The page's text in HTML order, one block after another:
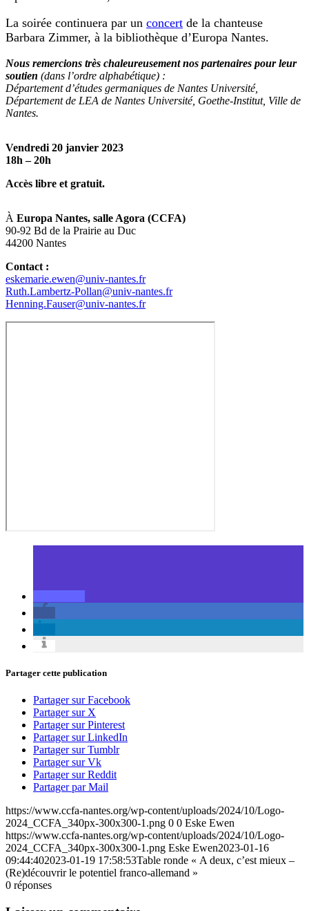
La soirée continuera par un concert de la chanteuse
Barbara Zimmer, à la bibliothèque d’Europa Nantes.
Nous remercions très chaleureusement nos partenaires pour leur
soutien (dans l’ordre alphabétique) :
Département d’études germaniques de Nantes Université,
Département de LEA de Nantes Université, Goethe-Institut, Ville de
Nantes.
Vendredi 20 janvier 2023
18h – 20h
Accès libre et gratuit.
À Europa Nantes, salle Agora (CCFA)
90-92 Bd de la Prairie au Duc
44200 Nantes
Contact :
eskemarie.ewen@univ-nantes.fr
Ruth.Lambertz-Pollan@univ-nantes.fr
Henning.Fauser@univ-nantes.fr
Partager cette publication
Partager sur Facebook
Partager sur X
Partager sur Pinterest
Partager sur LinkedIn
Partager sur Tumblr
Partager sur Vk
Partager sur Reddit
Partager par Mail
https://www.ccfa-nantes.org/wp-content/uploads/2024/10/Logo-
2024_CCFA_340px-300x300-1.png 0 0 Eske Ewen
https://www.ccfa-nantes.org/wp-content/uploads/2024/10/Logo-
2024_CCFA_340px-300x300-1.png Eske Ewen2023-01-16
09:44:402023-01-19 17:58:53Table ronde « A deux, c’est mieux –
(Re)découvrir le potentiel franco-allemand »
0 réponses